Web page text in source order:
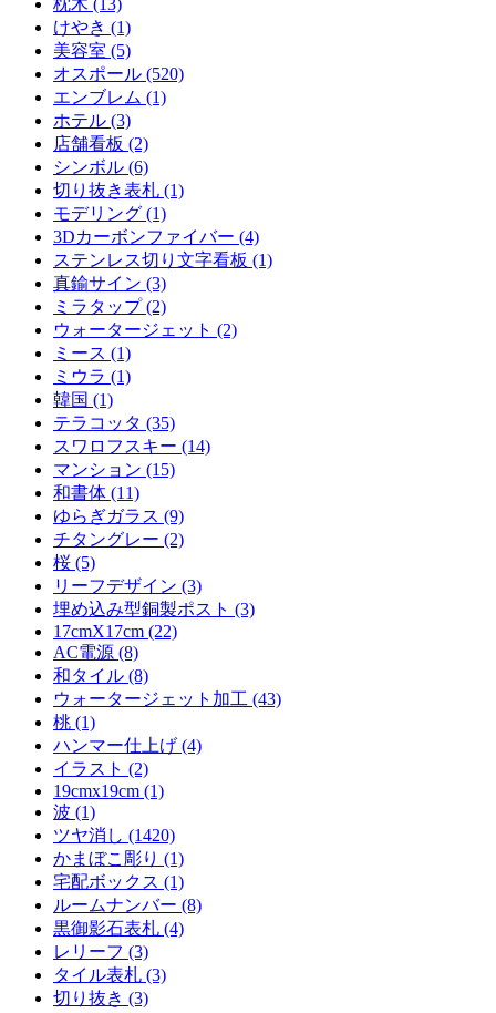
けやき (1)
美容室 (5)
オスポール (520)
エンブレム (1)
ホテル (3)
店舗看板 (2)
シンボル (6)
切り抜き表札 (1)
モデリング (1)
3Dカーボンファイバー (4)
ステンレス切り文字看板 (1)
真鍮サイン (3)
ミラタップ (2)
ウォータージェット (2)
ミース (1)
ミウラ (1)
韓国 (1)
テラコッタ (35)
スワロフスキー (14)
マンション (15)
和書体 (11)
ゆらぎガラス (9)
チタングレー (2)
桜 (5)
リーフデザイン (3)
埋め込み型銅製ポスト (3)
17cmX17cm (22)
AC電源 (8)
和タイル (8)
ウォータージェット加工 (43)
桃 (1)
ハンマー仕上げ (4)
イラスト (2)
19cmx19cm (1)
波 (1)
ツヤ消し (1420)
かまぼこ彫り (1)
宅配ボックス (1)
ルームナンバー (8)
黒御影石表札 (4)
レリーフ (3)
タイル表札 (3)
切り抜き (3)